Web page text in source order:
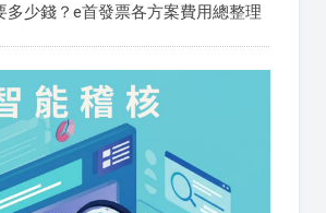
多少錢？e首發票各方案費用總整理